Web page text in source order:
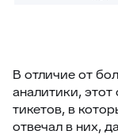
В отличие от
аналитики, этот
тикетов, в
отвечал в них,